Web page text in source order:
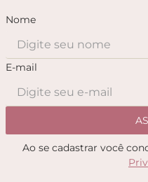
Nome
E-mail
Ao se cadastrar você